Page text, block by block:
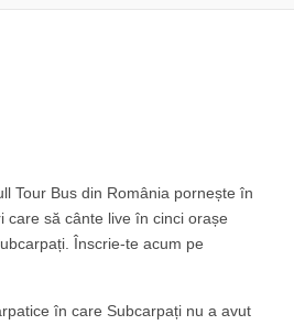
Tour Bus din România pornește în
care să cânte live în cinci orașe
Înscrie-te acum pe
în care Subcarpați nu a avut